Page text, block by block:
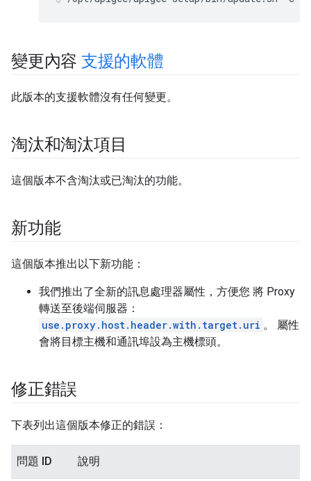
變更內容 支援的軟體
此版本的支援軟體沒有任何變更。
淘汰和淘汰項目
這個版本不含淘汰或已淘汰的功能。
新功能
這個版本推出以下新功能：
我們推出了全新的訊息處理器屬性，方便您 將 Proxy
轉送至後端伺服器：
use.proxy.host.header.with.target.uri 。 屬性
會將目標主機和通訊埠設為主機標頭。
修正錯誤
下表列出這個版本修正的錯誤：
問題 ID 說明